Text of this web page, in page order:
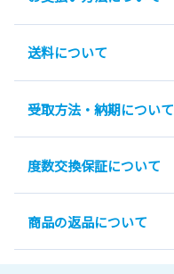
送料について
受取方法・納期について
度数交換保証について
商品の返品について